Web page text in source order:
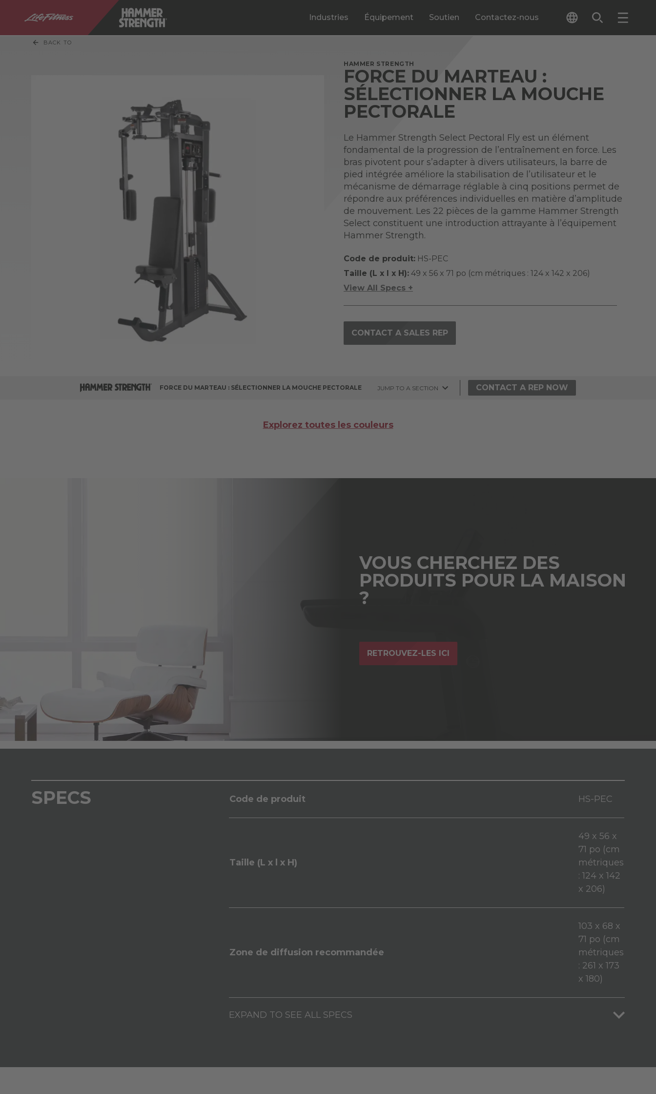
Industries Équipement Soutien Contactez-nous
BACK TO
HAMMER STRENGTH
FORCE DU MARTEAU :
SÉLECTIONNER LA MOUCHE
PECTORALE
Le Hammer Strength Select Pectoral Fly est un élément
fondamental de la progression de l’entraînement en force. Les
bras pivotent pour s’adapter à divers utilisateurs, la barre de
pied intégrée améliore la stabilisation de l’utilisateur et le
mécanisme de démarrage réglable à cinq positions permet de
répondre aux préférences individuelles en matière d’amplitude
de mouvement. Les 22 pièces de la gamme Hammer Strength
Select constituent une introduction attrayante à l’équipement
Hammer Strength.
Code de produit: HS-PEC
Taille (L x l x H): 49 x 56 x 71 po (cm métriques : 124 x 142 x 206)
View All Specs +
CONTACT A SALES REP
FORCE DU MARTEAU : SÉLECTIONNER LA MOUCHE PECTORALE JUMP TO A SECTION CONTACT A REP NOW
Explorez toutes les couleurs
VOUS CHERCHEZ DES
PRODUITS POUR LA MAISON
?
RETROUVEZ-LES ICI
SPECS Code de produit HS-PEC
Taille (L x l x H)
49 x 56 x
71 po (cm
métriques
: 124 x 142
x 206)
Zone de diffusion recommandée
103 x 68 x
71 po (cm
métriques
: 261 x 173
x 180)
EXPAND TO SEE ALL SPECS